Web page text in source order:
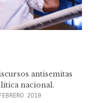
antisemitas
nacional.
2019